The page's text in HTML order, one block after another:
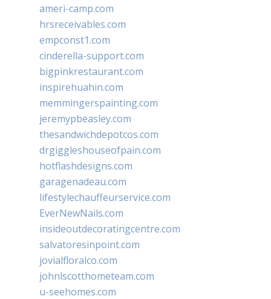
ameri-camp.com
hrsreceivables.com
empconst1.com
cinderella-support.com
bigpinkrestaurant.com
inspirehuahin.com
memmingerspainting.com
jeremypbeasley.com
thesandwichdepotcos.com
drgiggleshouseofpain.com
hotflashdesigns.com
garagenadeau.com
lifestylechauffeurservice.com
EverNewNails.com
insideoutdecoratingcentre.com
salvatoresinpoint.com
jovialfloralco.com
johnlscotthometeam.com
u-seehomes.com